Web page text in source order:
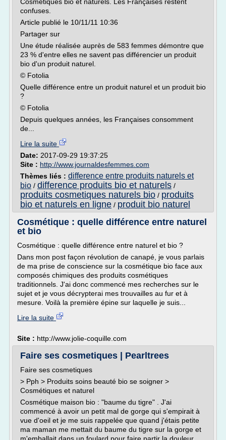
confuses.
Article publié le 10/11/11 10:36
Partager sur
Une étude réalisée auprès de 583 femmes démontre que
23 % d'entre elles ne savent pas différencier un produit
bio d'un produit naturel.
© Fotolia
Quelle différence entre un produit naturel et un produit bio
?
© Fotolia
Depuis quelques années, les Françaises consomment
de...
Lire la suite
Date: 2017-09-29 19:37:25
Site : http://www.journaldesfemmes.com
Thèmes liés : difference entre produits naturels et
bio / difference produits bio et naturels /
produits cosmetiques naturels bio / produits
bio et naturels en ligne / produit bio naturel
Cosmétique : quelle différence entre naturel
et bio
Cosmétique : quelle différence entre naturel et bio ?
Dans mon post façon révolution de canapé, je vous parlais
de ma prise de conscience sur la cosmétique bio face aux
composés chimiques des produits cosmétiques
traditionnels. J'ai donc commencé mes recherches sur le
sujet et je vous décrypterai mes trouvailles au fur et à
mesure. Voilà la première épine sur laquelle je suis...
Lire la suite
Site : http://www.jolie-coquille.com
Faire ses cosmetiques | Pearltrees
Faire ses cosmetiques
> Pph > Produits soins beauté bio se soigner >
Cosmétiques et naturel
Cosmétique maison bio : "baume du tigre" . J'ai
commencé à avoir un petit mal de gorge qui s'empirait à
vue d'oeil et je me suis rappelée que quand j'étais petite
ma maman me mettait du baume du tigre sur la gorge et